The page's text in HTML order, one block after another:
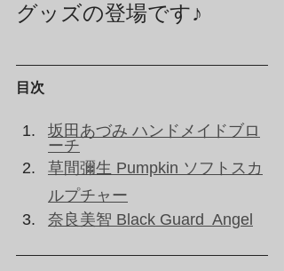
グッズの登場です♪
目次
坂田あづみ ハンドメイドブロ
ーチ
草間彌生 Pumpkin ソフトスカ
ルプチャー
奈良美智 Black Guard  Angel